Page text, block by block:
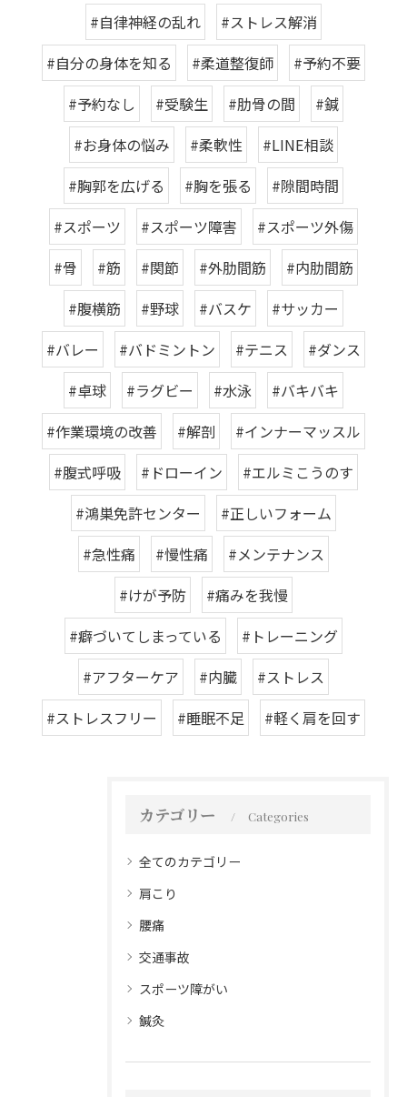
#自律神経の乱れ
#ストレス解消
#自分の身体を知る
#柔道整復師
#予約不要
#予約なし
#受験生 #肋骨の間
#鍼
#お身体の悩み
#柔軟性
#LINE相談
#胸郭を広げる
#胸を張る
#隙間時間
#スポーツ
#スポーツ障害
#スポーツ外傷
#骨
#筋 #関節 #外肋間筋
#内肋間筋
#腹横筋
#野球 #バスケ
#サッカー
#バレー
#バドミントン #テニス
#ダンス
#卓球
#ラグビー #水泳
#バキバキ
#作業環境の改善
#解剖
#インナーマッスル
#腹式呼吸
#ドローイン
#エルミこうのす
#鴻巣免許センター
#正しいフォーム
#急性痛
#慢性痛
#メンテナンス
#けが予防
#痛みを我慢
#癖づいてしまっている
#トレーニング
#アフターケア
#内臓
#ストレス
#ストレスフリー
#睡眠不足 #軽く肩を回す
カテゴリー Categories
全てのカテゴリー
肩こり
腰痛
交通事故
スポーツ障がい
鍼灸